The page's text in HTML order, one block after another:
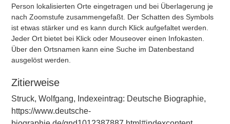
Person lokalisierten Orte eingetragen und bei Überlagerung je
nach Zoomstufe zusammengefaßt. Der Schatten des Symbols
ist etwas stärker und es kann durch Klick aufgefaltet werden.
Jeder Ort bietet bei Klick oder Mouseover einen Infokasten.
Über den Ortsnamen kann eine Suche im Datenbestand
ausgelöst werden.
Zitierweise
Struck, Wolfgang, Indexeintrag: Deutsche Biographie,
https://www.deutsche-